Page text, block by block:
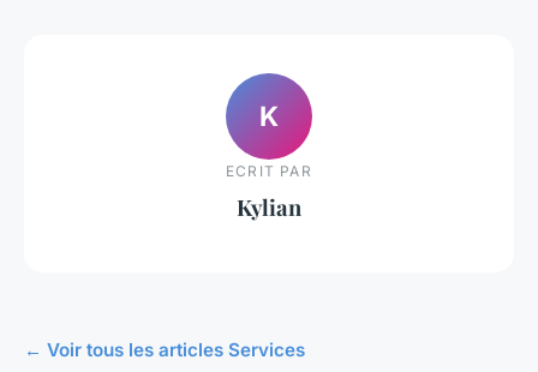
K
ECRIT PAR
Kylian
← Voir tous les articles Services